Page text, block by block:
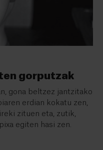
gorputzak
gona beltzez jantzitako
erdian kokatu zen,
zituen eta, zutik,
egiten hasi zen.